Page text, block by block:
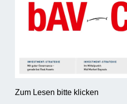
Zum Lesen bitte klicken